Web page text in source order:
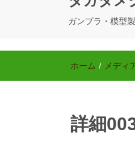
ガンプラ・模型
ホーム / メディ
詳細